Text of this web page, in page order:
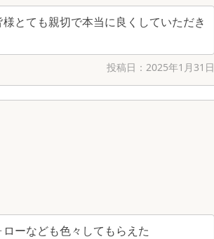
とても親切で本当に良くしていただき
投稿日： 2025年1月31日
ーなども色々してもらえた